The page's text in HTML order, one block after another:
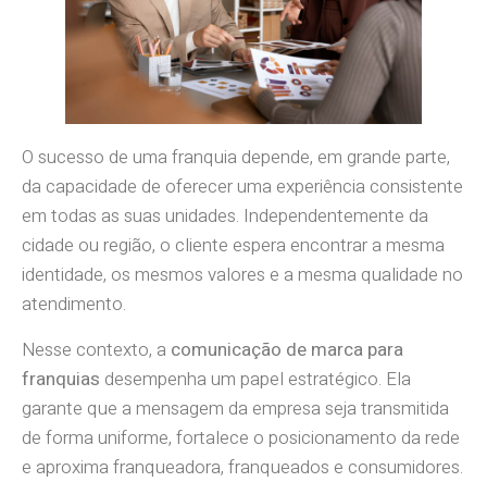
O sucesso de uma franquia depende, em grande parte,
da capacidade de oferecer uma experiência consistente
em todas as suas unidades. Independentemente da
cidade ou região, o cliente espera encontrar a mesma
identidade, os mesmos valores e a mesma qualidade no
atendimento.
Nesse contexto, a comunicação de marca para
franquias desempenha um papel estratégico. Ela
garante que a mensagem da empresa seja transmitida
de forma uniforme, fortalece o posicionamento da rede
e aproxima franqueadora, franqueados e consumidores.